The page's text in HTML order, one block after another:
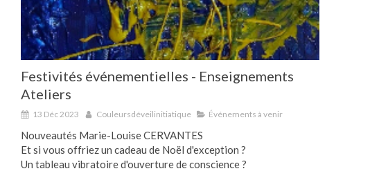
Festivités événementielles - Enseignements
Ateliers
13 Déc 2023 Couleursdéveilinitiatique Événements à venir
Nouveautés Marie-Louise CERVANTES
Et si vous offriez un cadeau de Noël d'exception ?
Un tableau vibratoire d'ouverture de conscience ?